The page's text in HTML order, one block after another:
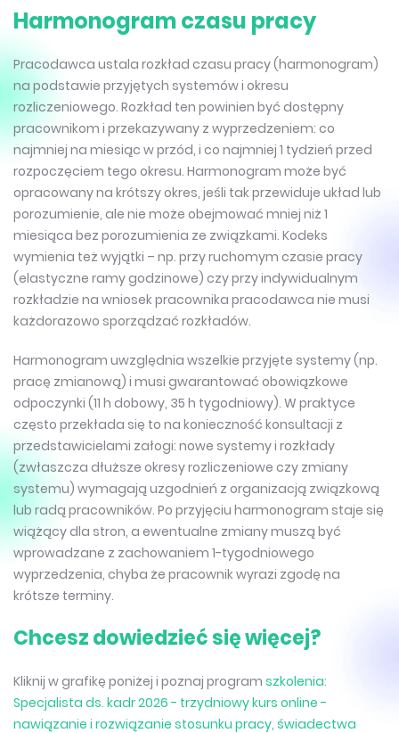
Harmonogram czasu pracy
Pracodawca ustala rozkład czasu pracy (harmonogram)
na podstawie przyjętych systemów i okresu
rozliczeniowego. Rozkład ten powinien być dostępny
pracownikom i przekazywany z wyprzedzeniem: co
najmniej na miesiąc w przód, i co najmniej 1 tydzień przed
rozpoczęciem tego okresu. Harmonogram może być
opracowany na krótszy okres, jeśli tak przewiduje układ lub
porozumienie, ale nie może obejmować mniej niż 1
miesiąca bez porozumienia ze związkami. Kodeks
wymienia też wyjątki – np. przy ruchomym czasie pracy
(elastyczne ramy godzinowe) czy przy indywidualnym
rozkładzie na wniosek pracownika pracodawca nie musi
każdorazowo sporządzać rozkładów.
Harmonogram uwzględnia wszelkie przyjęte systemy (np.
pracę zmianową) i musi gwarantować obowiązkowe
odpoczynki (11 h dobowy, 35 h tygodniowy). W praktyce
często przekłada się to na konieczność konsultacji z
przedstawicielami załogi: nowe systemy i rozkłady
(zwłaszcza dłuższe okresy rozliczeniowe czy zmiany
systemu) wymagają uzgodnień z organizacją związkową
lub radą pracowników. Po przyjęciu harmonogram staje się
wiążący dla stron, a ewentualne zmiany muszą być
wprowadzane z zachowaniem 1-tygodniowego
wyprzedzenia, chyba że pracownik wyrazi zgodę na
krótsze terminy.
Chcesz dowiedzieć się więcej?
Kliknij w grafikę poniżej i poznaj program szkolenia:
Specjalista ds. kadr 2026 - trzydniowy kurs online -
nawiązanie i rozwiązanie stosunku pracy, świadectwa